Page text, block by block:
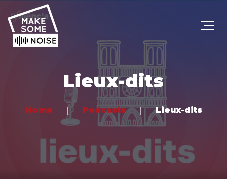
Lieux-dits
Home Podcasts Lieux-dits